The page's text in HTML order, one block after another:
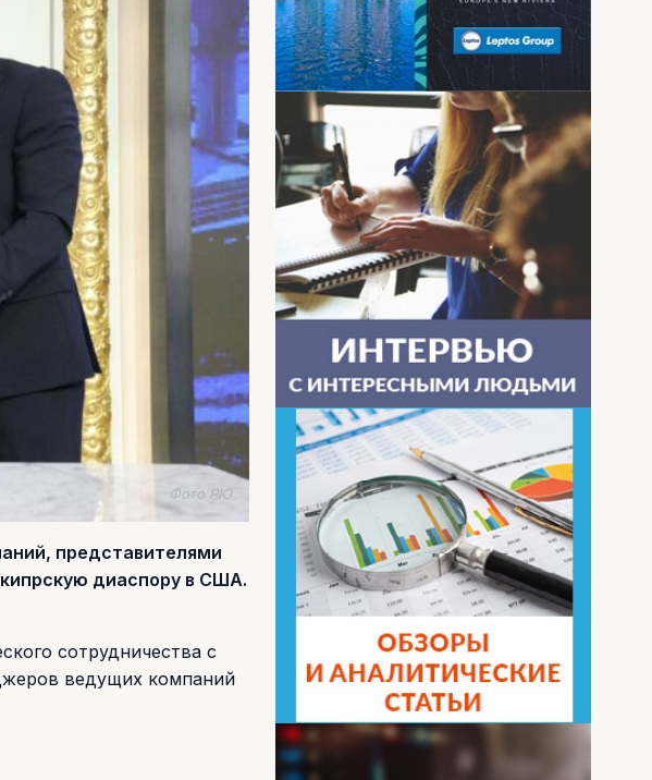
Фото PIO
представителями
диаспору в США.
сотрудничества с
ведущих компаний